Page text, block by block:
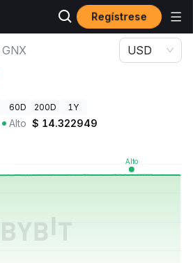
Regístrese
Precio de GainX GNX
GNX USD
60D 200D 1Y
Alto $ 14.322949